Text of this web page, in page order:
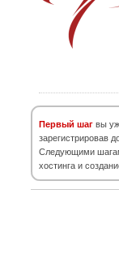
Первый шаг вы
зарегистрировав
Следующими
хостинга и